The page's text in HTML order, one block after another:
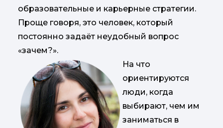
образовательные и карьерные стратегии.
Проще говоря, это человек, который
постоянно задаёт неудобный вопрос
«зачем?».
На что
ориентируются
люди, когда
выбирают, чем им
заниматься в